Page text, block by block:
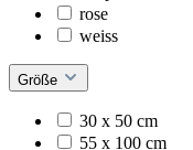
rose
weiss
Größe
30 x 50 cm
55 x 100 cm